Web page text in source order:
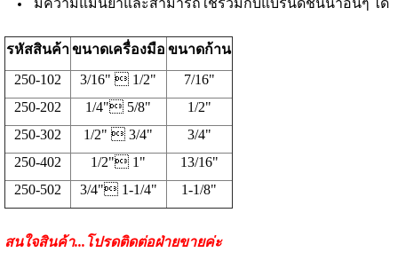
รหัสสินค้าขนาดเครื่องมือ ขนาดก้าน
250-102
3/16"  1/2"
7/16"
250-202
1/4" 5/8"
1/2"
250-302
1/2"  3/4"
3/4"
250-402
1/2" 1"
13/16"
250-502
3/4" 1-1/4" 1-1/8"
สนใจสินค้า...โปรดติดต่อฝ่ายขายค่ะ